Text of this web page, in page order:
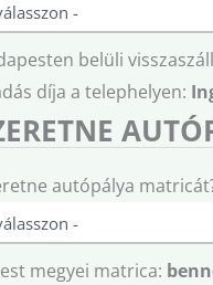
belüli
díja a telephelyen:
autópálya
megyei matrica: